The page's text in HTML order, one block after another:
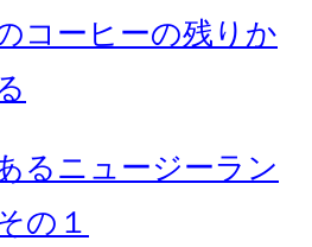
コーヒーの残りか
るニュージーラン
の１